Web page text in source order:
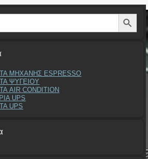
Search Button
ΜΗΧΑΝΗΣ ESPRESSO
ΨΥΓΕΙΟΥ
AIR CONDITION
UPS
UPS